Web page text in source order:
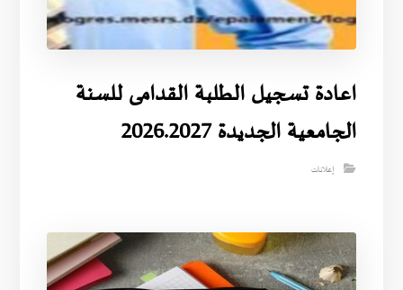
اعادة تسجيل الطلبة القدامى للسنة
الجامعية الجديدة 2026.2027
إعلانات